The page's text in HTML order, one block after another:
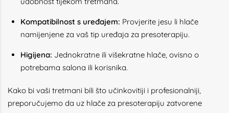
Kompatibilnost s uređajem: Provjerite jesu li hlače
namijenjene za vaš tip uređaja za presoterapiju.
Higijena: Jednokratne ili višekratne hlače, ovisno o
potrebama salona ili korisnika.
Kako bi vaši tretmani bili što učinkovitiji i profesionalniji,
preporučujemo da uz hlače za presoterapiju zatvorene